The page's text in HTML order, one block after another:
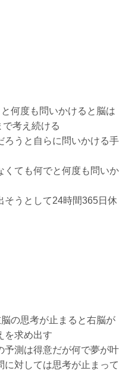
何度も問いかけると脳は
考え続ける
ろうと自らに問いかける手
くても何でと何度も問いか
そうとして24時間365日休
の思考が止まると右脳が
を求め出す
予測は得意だが何で夢が叶
に対しては思考が止まって